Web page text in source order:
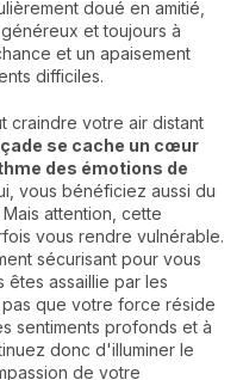
doué en amitié,
et toujours à
et un apaisement
difficiles.
craindre votre air distant
se cache un cœur
des émotions de
vous bénéficiez aussi du
attention, cette
vous rendre vulnérable.
sécurisant pour vous
êtes assaillie par les
que votre force réside
sentiments profonds et à
donc d'illuminer le
de votre